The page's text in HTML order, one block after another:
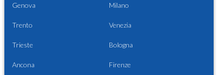
Genova Milano
Trento Venezia
Trieste Bologna
Ancona Firenze